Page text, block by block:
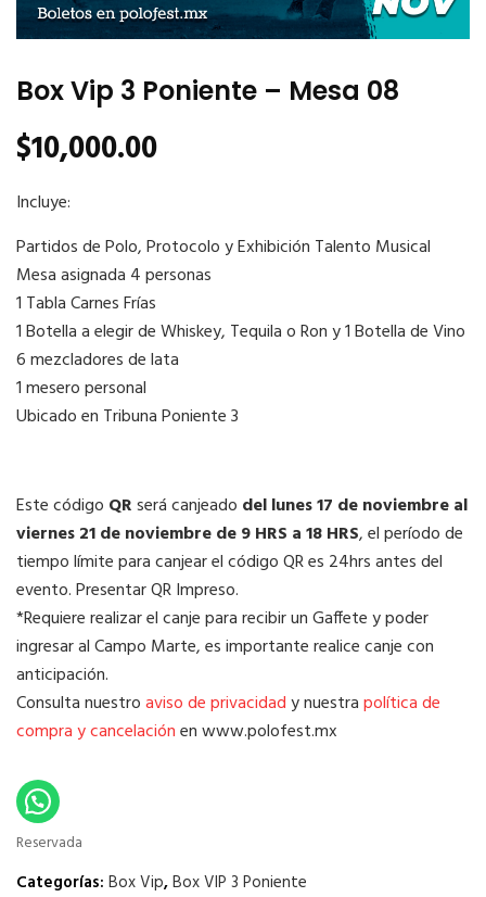
Box Vip 3 Poniente – Mesa 08
$10,000.00
Incluye:
Partidos de Polo, Protocolo y Exhibición Talento Musical
Mesa asignada 4 personas
1 Tabla Carnes Frías
1 Botella a elegir de Whiskey, Tequila o Ron y 1 Botella de Vino
6 mezcladores de lata
1 mesero personal
Ubicado en Tribuna Poniente 3
Este código QRserá canjeado del lunes 17 de noviembre al
viernes 21 de noviembre de 9 HRS a 18 HRS, el período de
tiempo límite para canjear el código QR es 24hrs antes del
evento. Presentar QR Impreso.
*Requiere realizar el canje para recibir un Gaffete y poder
ingresar al Campo Marte, es importante realice canje con
anticipación.
Consulta nuestroaviso de privacidady nuestrapolítica de
compra y cancelaciónen www.polofest.mx
Reservada
Categorías: Box Vip,Box VIP 3 Poniente